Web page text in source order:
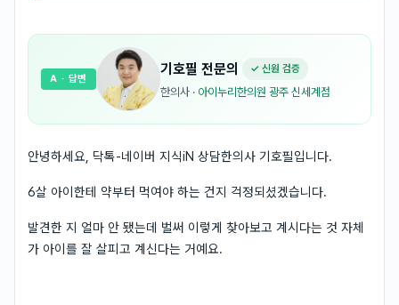
기호필 전문의 ✓ 신원 검증
한의사 · 아이누리한의원 광주 신세계점
A · 답변
안녕하세요, 닥톡-네이버 지식iN 상담한의사 기호필입니다.
6살 아이한테 약부터 먹여야 하는 건지 걱정되셨겠습니다.
발견한 지 얼마 안 됐는데 벌써 이렇게 찾아보고 계시다는 것 자체
가 아이를 잘 살피고 계신다는 거예요.